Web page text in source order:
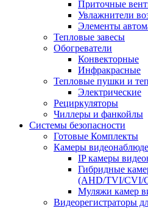
Приточные
Увлажнители
Элементы
Тепловые завесы
Обогреватели
Конвекторные
Инфракрасные
Тепловые пушки и
Электрические
Рециркуляторы
Чиллеры и фанкойлы
Системы безопасности
Готовые Комплекты
Камеры
IP камеры
Гибридные
(AHD/TVI/CVI/
Муляжи камер
Видеорегистраторы